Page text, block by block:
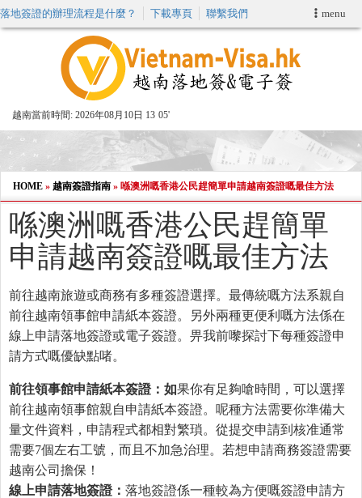
menu
落地簽證的辦理流程是什麼？ 下載專頁 聯繫我們
越南當前時間: 2026年08月10日 13 05'
申請簽證
VIP快速通關服务
加快E-VISA服務
週末緊急電子簽證
查詢簽證狀態
HOME » 越南簽證指南 » 喺澳洲嘅香港公民趕簡單申請越南簽證嘅最佳方法
喺澳洲嘅香港公民趕簡單
申請越南簽證嘅最佳方法
前往越南旅遊或商務有多種簽證選擇。最傳統嘅方法系親自
前往越南領事館申請紙本簽證。另外兩種更便利嘅方法係在
線上申請落地簽證或電子簽證。畀我前嚟探討下每種簽證申
請方式嘅優缺點啫。
前往領事館申請紙本簽證：如果你有足夠嗆時間，可以選擇
前往越南領事館親自申請紙本簽證。呢種方法需要你準備大
量文件資料，申請程式都相對繁瑣。從提交申請到核准通常
需要7個左右工號，而且不加急治理。若想申請商務簽證需要
越南公司擔保！
線上申請落地簽證： 落地簽證係一種較為方便嘅簽證申請方